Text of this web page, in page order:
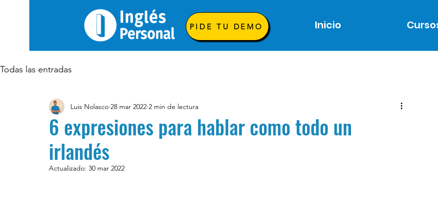
PIDE TU DEMO Inicio
Todas las entradas
6 expresiones para hablar como todo un
irlandés
Luis Nolasco 28 mar 2022 2 min de lectura
Actualizado: 30 mar 2022